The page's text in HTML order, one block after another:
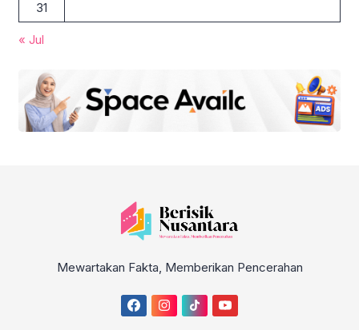
31
« Jul
Mewartakan Fakta, Memberikan Pencerahan